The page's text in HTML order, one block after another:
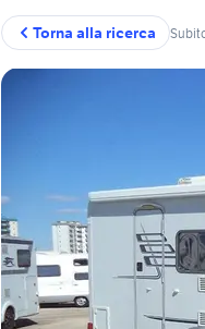
Torna alla ricerca